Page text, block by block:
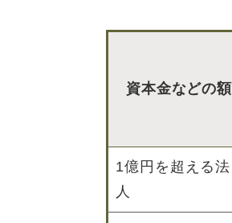
資本金などの額
1億円を超える法
人